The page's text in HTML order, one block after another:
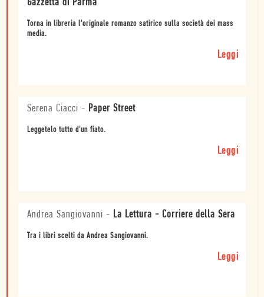
Gazzetta di Parma
Torna in libreria l'originale romanzo satirico sulla società dei mass
media.
Leggi
Serena Ciacci - Paper Street
Leggetelo tutto d'un fiato.
Leggi
Andrea Sangiovanni - La Lettura - Corriere della Sera
Tra i libri scelti da Andrea Sangiovanni.
Leggi